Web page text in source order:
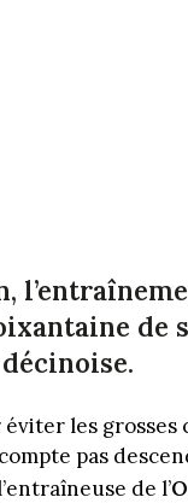
de
les grosses
pas
de l’